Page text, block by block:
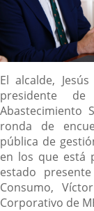
Descripción
El alcalde,
presidente
Abastecimiento
ronda de
pública de
en los que está
estado
Consumo,
Corporativo de